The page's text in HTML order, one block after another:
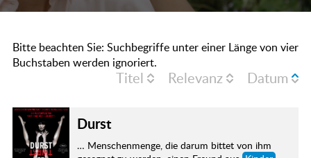
Bitte beachten Sie: Suchbegriffe unter einer Länge von vier
Buchstaben werden ignoriert.
Titel Relevanz Datum
Durst
… Menschenmenge, die darum bittet von ihm